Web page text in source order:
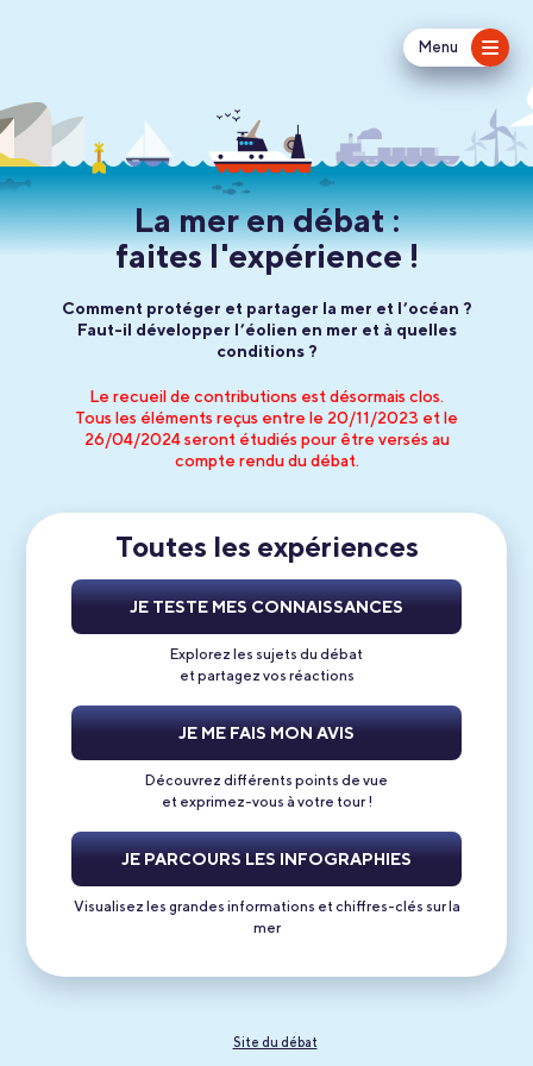
La mer en débat :
faites l'expérience !
Comment protéger et partager la mer et l’océan ?
Faut-il développer l’éolien en mer et à quelles
conditions ?
Le recueil de contributions est désormais clos.
Tous les éléments reçus entre le 20/11/2023 et le
26/04/2024 seront étudiés pour être versés au
compte rendu du débat.
Toutes les expériences
JE TESTE MES CONNAISSANCES
Explorez les sujets du débat
et partagez vos réactions
JE ME FAIS MON AVIS
Découvrez différents points de vue
et exprimez-vous à votre tour !
JE PARCOURS LES INFOGRAPHIES
Visualisez les grandes informations et chiffres-clés sur la
mer
Site du débat
Menu